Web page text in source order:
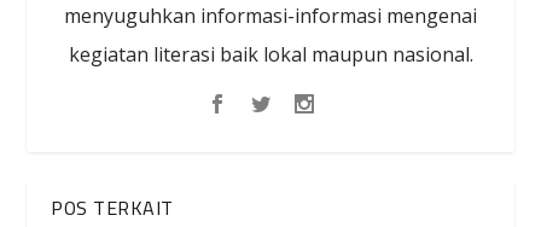
menyuguhkan informasi-informasi mengenai
kegiatan literasi baik lokal maupun nasional.
POS TERKAIT